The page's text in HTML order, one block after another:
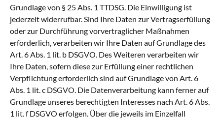
Grundlage von § 25 Abs. 1 TTDSG. Die Einwilligung ist
jederzeit widerrufbar. Sind Ihre Daten zur Vertragserfüllung
oder zur Durchführung vorvertraglicher Maßnahmen
erforderlich, verarbeiten wir Ihre Daten auf Grundlage des
Art. 6 Abs. 1 lit. b DSGVO. Des Weiteren verarbeiten wir
Ihre Daten, sofern diese zur Erfüllung einer rechtlichen
Verpflichtung erforderlich sind auf Grundlage von Art. 6
Abs. 1 lit. c DSGVO. Die Datenverarbeitung kann ferner auf
Grundlage unseres berechtigten Interesses nach Art. 6 Abs.
1 lit. f DSGVO erfolgen. Über die jeweils im Einzelfall